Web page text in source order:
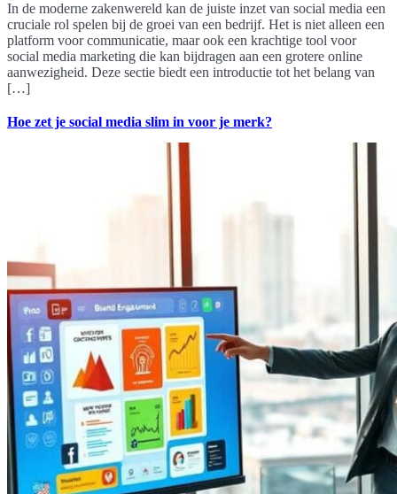
In de moderne zakenwereld kan de juiste inzet van social media een
cruciale rol spelen bij de groei van een bedrijf. Het is niet alleen een
platform voor communicatie, maar ook een krachtige tool voor
social media marketing die kan bijdragen aan een grotere online
aanwezigheid. Deze sectie biedt een introductie tot het belang van
[…]
Hoe zet je social media slim in voor je merk?